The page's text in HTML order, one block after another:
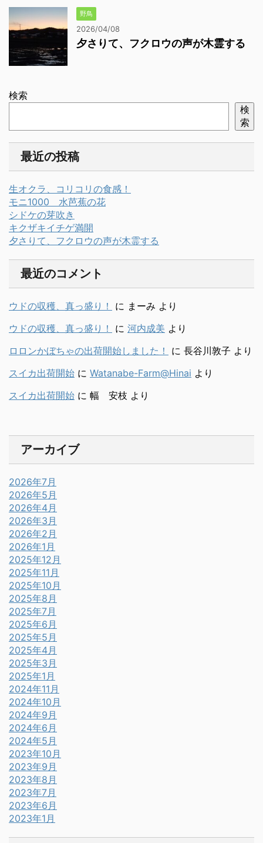
野鳥
2026/04/08
夕さりて、フクロウの声が木霊する
検索
検
索
最近の投稿
生オクラ、コリコリの食感！
モニ1000 水芭蕉の花
シドケの芽吹き
キクザキイチゲ満開
夕さりて、フクロウの声が木霊する
最近のコメント
ウドの収穫、真っ盛り！ に まーみ より
ウドの収穫、真っ盛り！
に 河内成美 より
ロロンかぼちゃの出荷開始しました！
に 長谷川敦子 より
スイカ出荷開始 に Watanabe-Farm@Hinai より
スイカ出荷開始 に 幅 安枝 より
アーカイブ
2026年7月
2026年5月
2026年4月
2026年3月
2026年2月
2026年1月
2025年12月
2025年11月
2025年10月
2025年8月
2025年7月
2025年6月
2025年5月
2025年4月
2025年3月
2025年1月
2024年11月
2024年10月
2024年9月
2024年6月
2024年5月
2023年10月
2023年9月
2023年8月
2023年7月
2023年6月
2023年1月